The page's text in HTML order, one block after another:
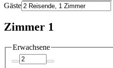
Gäste
Zimmer 1
Erwachsene